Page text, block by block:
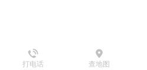
打电话 查地图